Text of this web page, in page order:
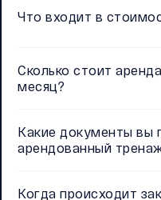
Что входит в
Сколько стоит
месяц?
Какие документы вы
арендованный
Когда происходит